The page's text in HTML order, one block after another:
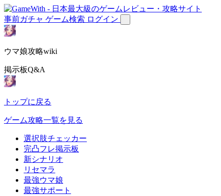
事前ガチャ ゲーム検索 ログイン
ウマ娘攻略wiki
掲示板Q&A
トップに戻る
ゲーム攻略一覧を見る
選択肢チェッカー
完凸フレ掲示板
新シナリオ
リセマラ
最強ウマ娘
最強サポート